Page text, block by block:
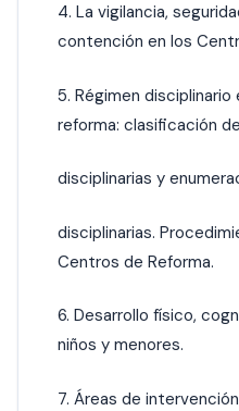
4. La vigilancia,
contención en los
5. Régimen
reforma: clasificación
disciplinarias y
disciplinarias.
Centros de Reforma.
6. Desarrollo físico,
niños y menores.
7. Áreas de